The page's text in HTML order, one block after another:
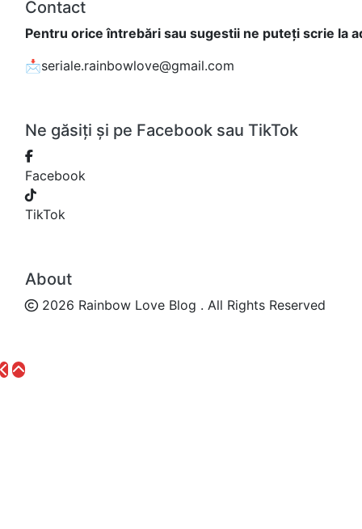
Contact
Pentru orice întrebări sau sugestii ne puteți scrie la
📩seriale.rainbowlove@gmail.com
Ne găsiți și pe Facebook sau TikTok
Facebook
TikTok
About
2026 Rainbow Love Blog . All Rights Reserved